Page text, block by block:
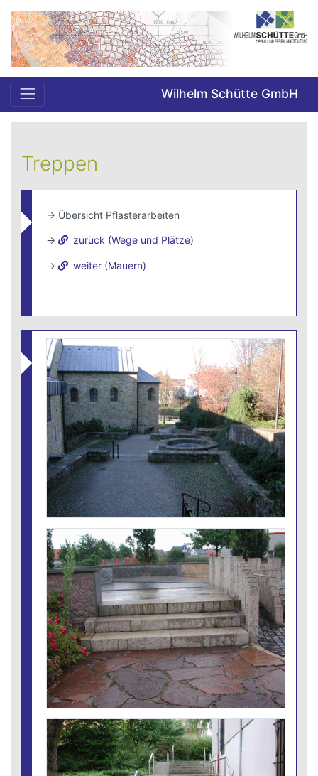
Wilhelm Schütte GmbH
Treppen
-> Übersicht Pflasterarbeiten
-> zurück (Wege und Plätze)
-> weiter (Mauern)